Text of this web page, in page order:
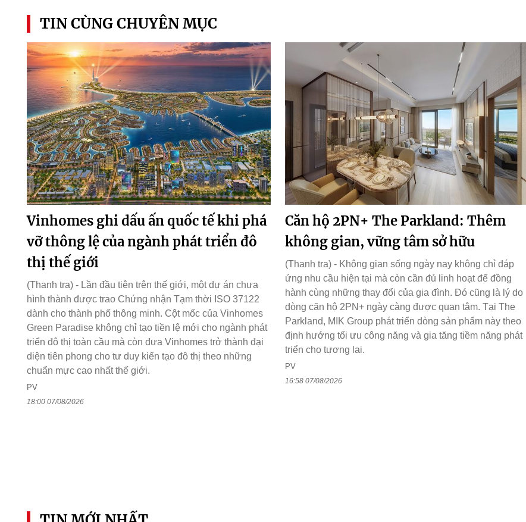
TIN CÙNG CHUYÊN MỤC
Vinhomes ghi dấu ấn quốc tế khi phá
vỡ thông lệ của ngành phát triển đô
thị thế giới
(Thanh tra) - Lần đầu tiên trên thế giới, một dự án chưa
hình thành được trao Chứng nhận Tạm thời ISO 37122
dành cho thành phố thông minh. Cột mốc của Vinhomes
Green Paradise không chỉ tạo tiền lệ mới cho ngành phát
triển đô thị toàn cầu mà còn đưa Vinhomes trở thành đại
diện tiên phong cho tư duy kiến tạo đô thị theo những
chuẩn mực cao nhất thế giới.
PV
18:00 07/08/2026
Căn hộ 2PN+ The Parkland: Thêm
không gian, vững tâm sở hữu
(Thanh tra) - Không gian sống ngày nay không chỉ đáp
ứng nhu cầu hiện tại mà còn cần đủ linh hoạt để đồng
hành cùng những thay đổi của gia đình. Đó cũng là lý do
dòng căn hộ 2PN+ ngày càng được quan tâm. Tại The
Parkland, MIK Group phát triển dòng sản phẩm này theo
định hướng tối ưu công năng và gia tăng tiềm năng phát
triển cho tương lai.
PV
16:58 07/08/2026